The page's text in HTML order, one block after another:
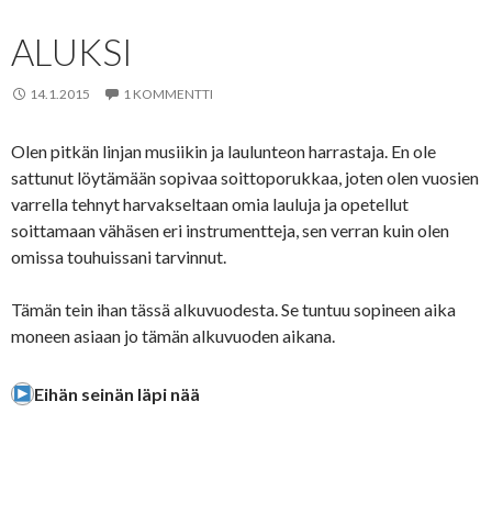
ALUKSI
14.1.2015 1 KOMMENTTI
Olen pitkän linjan musiikin ja laulunteon harrastaja. En ole
sattunut löytämään sopivaa soittoporukkaa, joten olen vuosien
varrella tehnyt harvakseltaan omia lauluja ja opetellut
soittamaan vähäsen eri instrumentteja, sen verran kuin olen
omissa touhuissani tarvinnut.
Tämän tein ihan tässä alkuvuodesta. Se tuntuu sopineen aika
moneen asiaan jo tämän alkuvuoden aikana.
Eihän seinän läpi nää